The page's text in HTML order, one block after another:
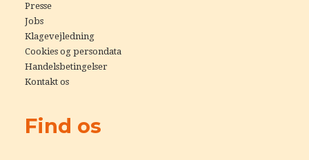
Presse
Jobs
Klagevejledning
Cookies og persondata
Handelsbetingelser
Kontakt os
Find os